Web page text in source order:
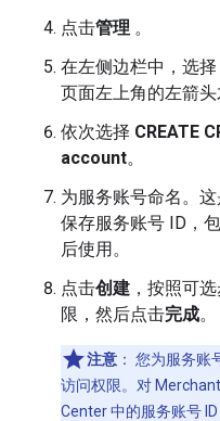
点击管理 。
在左侧边栏中，选择
页面左上角的左箭
依次选择 CREATE
account。
为服务账号命名。
保存服务账号 ID，
后使用。
点击创建 ，按照可
限，然后点击完成。
注意 ： 您为服务账
访问权限。对
Center 中的服务账号